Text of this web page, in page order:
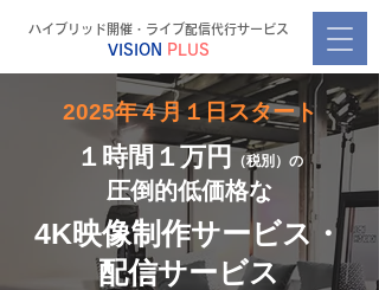
ハイブリッド開催・ライブ配信代行サービス
VISION PLUS
2025年４月１日スタート
１時間１万円 （税別）の
​圧倒的低価格な
4K映像制作サービス・
配信サービス